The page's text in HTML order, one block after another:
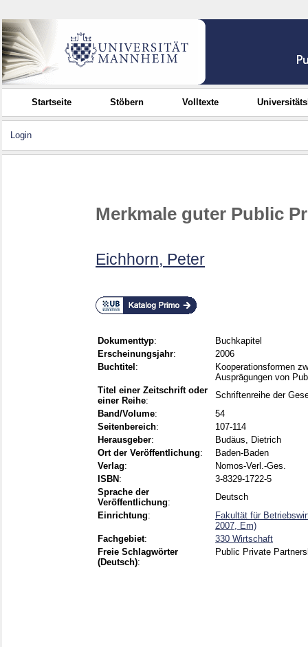
Startseite Stöbern Volltexte
Login
Merkmale guter Public
Eichhorn, Peter
Dokumenttyp:
Buchkapitel
Erscheinungsjahr:
2006
Buchtitel :
Kooperationsformen
Ausprägungen von
Titel einer Zeitschrift oder
einer Reihe:
Schriftenreihe der
Band/Volume:
54
Seitenbereich:
107-114
Herausgeber:
Budäus, Dietrich
Ort der Veröffentlichung:
Baden-Baden
Verlag:
Nomos-Verl.-Ges.
ISBN :
3-8329-1722-5
Sprache der
Veröffentlichung:
Deutsch
Einrichtung:
Fakultät für
2007, Em)
Fachgebiet:
330 Wirtschaft
Freie Schlagwörter
(Deutsch):
Public Private